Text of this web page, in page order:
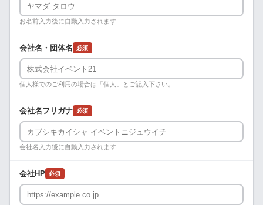
お名前入力後に自動入力されます
会社名・団体名 必須
個人様でのご利用の場合は「個人」とご記入下さい。
会社名フリガナ 必須
会社名入力後に自動入力されます
会社HP 必須